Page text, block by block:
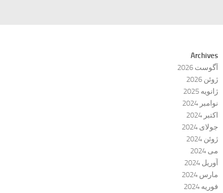
Archives
آگوست 2026
ژوئن 2026
ژانویه 2025
نوامبر 2024
اکتبر 2024
جولای 2024
ژوئن 2024
می 2024
آوریل 2024
مارس 2024
فوریه 2024